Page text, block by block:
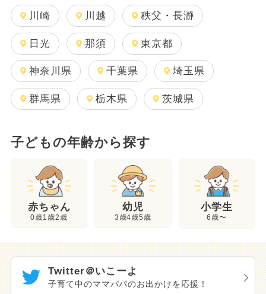
川崎 川越 秩父・長瀞
日光 那須 東京都
神奈川県 千葉県 埼玉県
群馬県 栃木県 茨城県
子どもの年齢から探す
赤ちゃん
0歳1歳2歳
幼児
3歳4歳5歳
小学生
6歳〜
Twitter＠いこーよ
子育て中のママパパのお出かけを応援！